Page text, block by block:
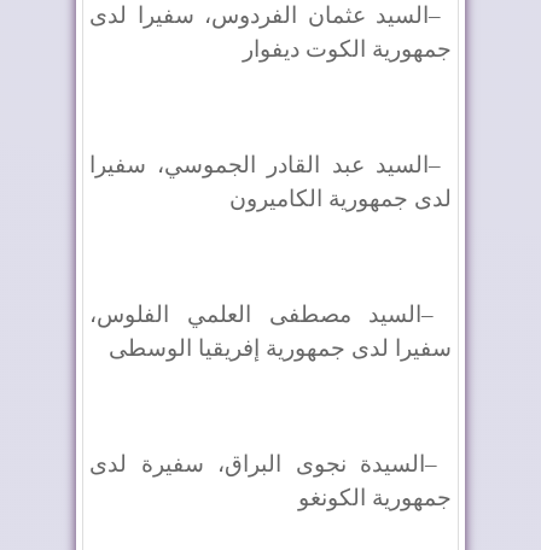
–السيد عثمان الفردوس، سفيرا لدى
جمهورية الكوت ديفوار
– السيد عبد القادر الجموسي، سفيرا
لدى جمهورية الكاميرون
–السيد مصطفى العلمي الفلوس،
سفيرا لدى جمهورية إفريقيا الوسطى
–السيدة نجوى البراق، سفيرة لدى
جمهورية الكونغو